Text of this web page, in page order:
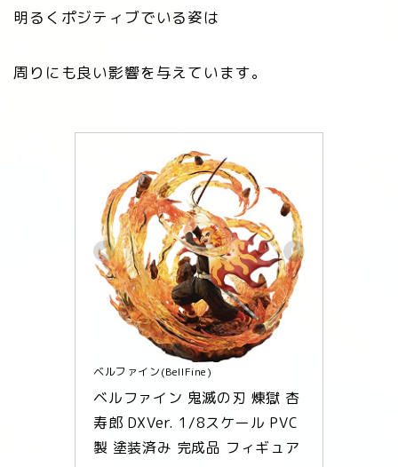
明るくポジティブでいる姿は
周りにも良い影響を与えています。
ベルファイン(BellFine)
ベルファイン 鬼滅の刃 煉獄 杏
寿郎 DXVer. 1/8スケール PVC
製 塗装済み 完成品 フィギュア